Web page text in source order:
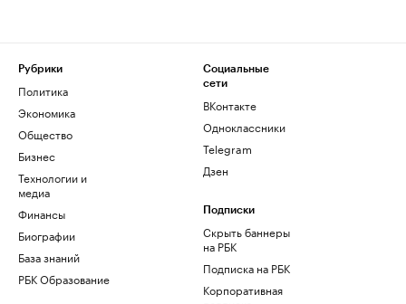
Рубрики
Политика
Экономика
Общество
Бизнес
Технологии и
медиа
Финансы
Биографии
База знаний
РБК Образование
Социальные
сети
ВКонтакте
Одноклассники
Telegram
Дзен
Подписки
Скрыть баннеры
на РБК
Подписка на РБК
Корпоративная